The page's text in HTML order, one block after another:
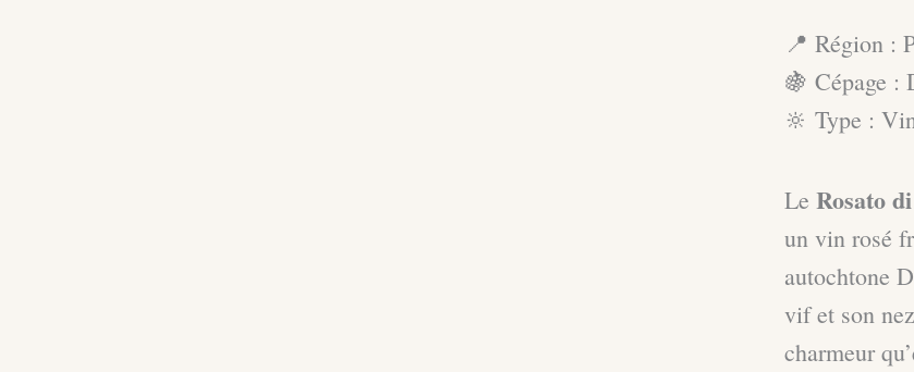
📍 Région :
🍇 Cépage :
🔆 Type :
Le Rosato
un vin rosé
autochtone
vif et son
charmeur